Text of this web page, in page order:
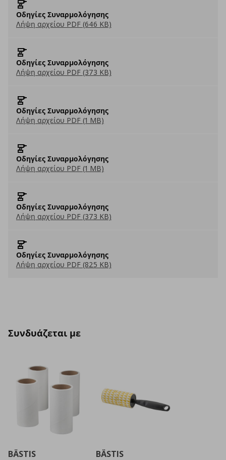
Οδηγίες Συναρμολόγησης
Λήψη αρχείου PDF (646 KB)
Οδηγίες Συναρμολόγησης
Λήψη αρχείου PDF (373 KB)
Οδηγίες Συναρμολόγησης
Λήψη αρχείου PDF (1 MB)
Οδηγίες Συναρμολόγησης
Λήψη αρχείου PDF (1 MB)
Οδηγίες Συναρμολόγησης
Λήψη αρχείου PDF (373 KB)
Οδηγίες Συναρμολόγησης
Λήψη αρχείου PDF (825 KB)
Συνδυάζεται με
BÄSTIS
BÄSTIS